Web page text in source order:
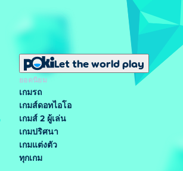
Let the world play
ยอดนิยม
เกมรถ
เกมส์ดอทไอโอ
เกมส์ 2 ผู้เล่น
เกมปริศนา
เกมแต่งตัว
ทุกเกม